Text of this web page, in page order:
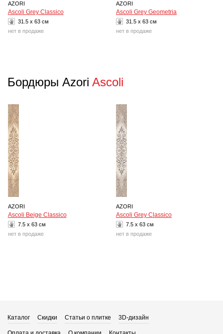
AZORI
Ascoli Grey Classico
31.5 x 63 см
нет в продаже
AZORI
Ascoli Grey Geometria
31.5 x 63 см
нет в продаже
Бордюры Azori Ascoli
AZORI
Ascoli Beige Classico
7.5 x 63 см
нет в продаже
AZORI
Ascoli Grey Classico
7.5 x 63 см
нет в продаже
Каталог Скидки Статьи о плитке 3D-дизайн